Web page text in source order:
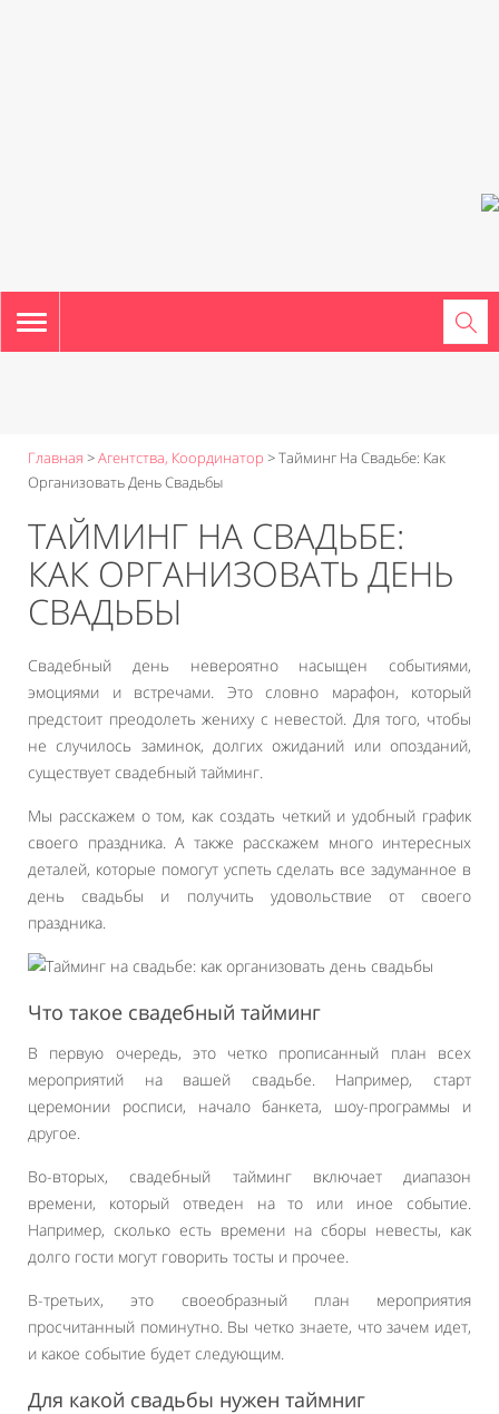
TOGGLE
NAVIGATION
Главная >Агентства, Координатор >Тайминг На Свадьбе: Как
Организовать День Свадьбы
ТАЙМИНГ НА СВАДЬБЕ:
КАК ОРГАНИЗОВАТЬ ДЕНЬ
СВАДЬБЫ
Свадебный день невероятно насыщен событиями,
эмоциями и встречами. Это словно марафон, который
предстоит преодолеть жениху с невестой. Для того, чтобы
не случилось заминок, долгих ожиданий или опозданий,
существует свадебный тайминг.
Мы расскажем о том, как создать четкий и удобный график
своего праздника. А также расскажем много интересных
деталей, которые помогут успеть сделать все задуманное в
день свадьбы и получить удовольствие от своего
праздника.
Что такое свадебный тайминг
В первую очередь, это четко прописанный план всех
мероприятий на вашей свадьбе. Например, старт
церемонии росписи, начало банкета, шоу-программы и
другое.
Во-вторых, свадебный тайминг включает диапазон
времени, который отведен на то или иное событие.
Например, сколько есть времени на сборы невесты, как
долго гости могут говорить тосты и прочее.
В-третьих, это своеобразный план мероприятия
просчитанный поминутно. Вы четко знаете, что зачем идет,
и какое событие будет следующим.
Для какой свадьбы нужен таймниг